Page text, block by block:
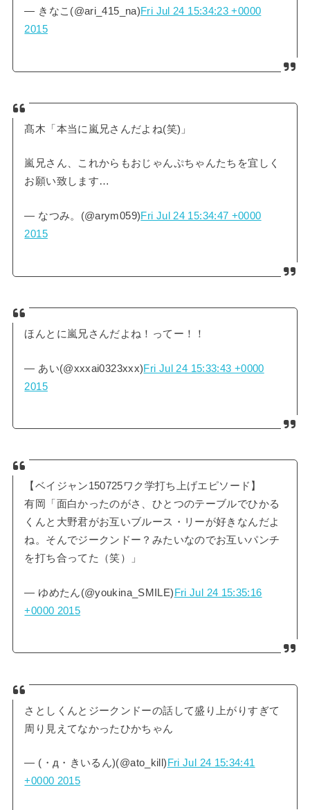
— きなこ(@ari_415_na)Fri Jul 24 15:34:23 +0000
2015
髙木「本当に嵐兄さんだよね(笑)」
嵐兄さん、これからもおじゃんぷちゃんたちを宜しく
お願い致します…
— なつみ。(@arym059)Fri Jul 24 15:34:47 +0000
2015
ほんとに嵐兄さんだよね！ってー！！
— あい(@xxxai0323xxx)Fri Jul 24 15:33:43 +0000
2015
【ベイジャン150725ワク学打ち上げエピソード】
有岡「面白かったのがさ、ひとつのテーブルでひかる
くんと大野君がお互いブルース・リーが好きなんだよ
ね。そんでジークンドー？みたいなのでお互いパンチ
を打ち合ってた（笑）」
— ゆめたん(@youkina_SMILE) Fri Jul 24 15:35:16
+0000 2015
さとしくんとジークンドーの話して盛り上がりすぎて
周り見えてなかったひかちゃん
— (・д・きいるん)(@ato_kill) Fri Jul 24 15:34:41
+0000 2015